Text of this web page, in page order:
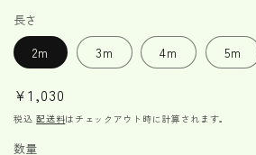
長さ
2m 3m 4m 5m
通
常
¥1,030
税込配送料はチェックアウト時に計算されます。
数量